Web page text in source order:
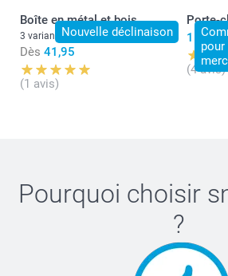
Nouvelle déclinaison
Boîte en métal et bois
3 variantes
Dès 41,95
(1 avis)
Porte-
11,95
(4 avis)
Pourquoi choisir
?